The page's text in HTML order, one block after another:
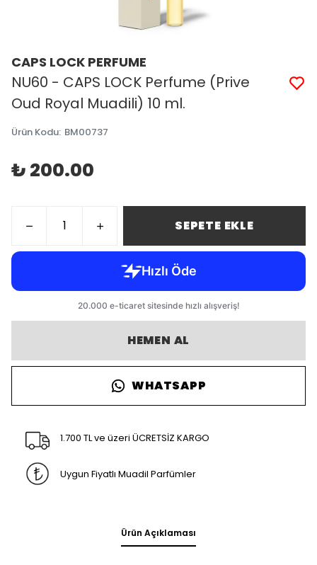
CAPS LOCK PERFUME
NU60 - CAPS LOCK Perfume (Prive
Oud Royal Muadili) 10 ml.
Ürün Kodu: BM00737
₺ 200.00
SEPETE EKLE
HEMEN AL
WHATSAPP
1.700 TL ve üzeri ÜCRETSİZ KARGO
Uygun Fiyatlı Muadil Parfümler
Ürün Açıklaması